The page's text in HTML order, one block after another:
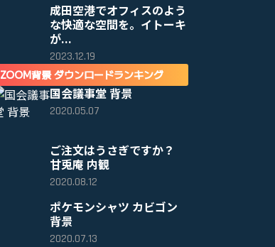
成田空港でオフィスのよう
な快適な空間を。イトーキ
が...
2023.12.19
ZOOM背景 ダウンロードランキング
国会議事堂 背景
2020.05.07
ご注文はうさぎですか？
甘兎庵 内観
2020.08.12
ポケモンシャツ カビゴン
背景
2020.07.13